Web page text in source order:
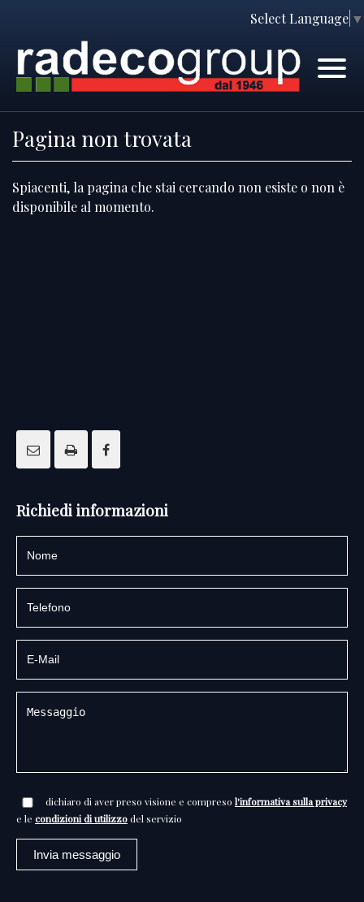
Immobili
Immobili In Vendita
Immobili In Affitto
Chi Siamo
Servizi
Lascia Una Richiesta
Contatti
Select Language ▼
Pagina non trovata
Spiacenti, la pagina che stai cercando non esiste o non è
disponibile al momento.
Richiedi informazioni
dichiaro di aver preso visione e compreso l'informativa sulla privacy
e le condizioni di utilizzodel servizio